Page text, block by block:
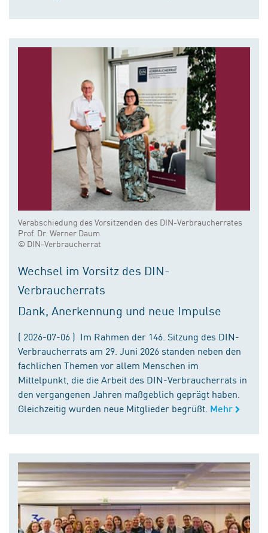
Verabschiedung des Vorsitzenden des DIN-Verbraucherrates
Prof. Dr. Werner Daum
© DIN-Verbraucherrat
Wechsel im Vorsitz des DIN-
Verbraucherrats
Dank, Anerkennung und neue Impulse
( 2026-07-06 ) Im Rahmen der 146. Sitzung des DIN-
Verbraucherrats am 29. Juni 2026 standen neben den
fachlichen Themen vor allem Menschen im
Mittelpunkt, die die Arbeit des DIN-Verbraucherrats in
den vergangenen Jahren maßgeblich geprägt haben.
Gleichzeitig wurden neue Mitglieder begrüßt. Mehr